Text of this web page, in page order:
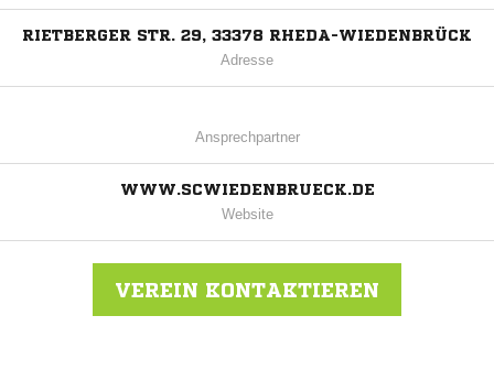
RIETBERGER STR. 29, 33378 RHEDA-WIEDENBRÜCK
Adresse
Ansprechpartner
WWW.SCWIEDENBRUECK.DE
Website
VEREIN KONTAKTIEREN